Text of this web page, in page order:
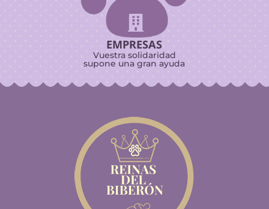

EMPRESAS
Vuestra solidaridad
supone una gran ayuda